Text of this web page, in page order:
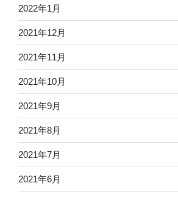
2022年1月
2021年12月
2021年11月
2021年10月
2021年9月
2021年8月
2021年7月
2021年6月